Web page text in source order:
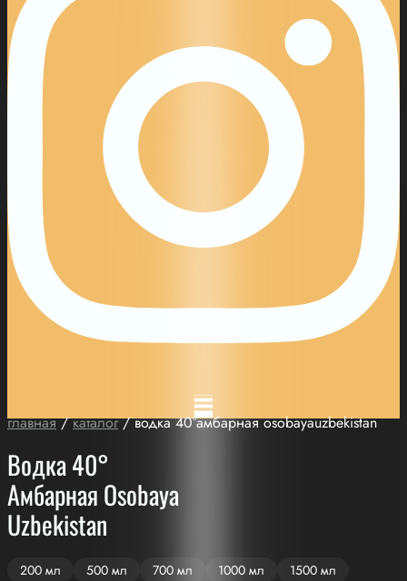
главная/каталог/ водка 40°амбарная osobayauzbekistan
Водка 40°
Амбарная Osobaya
Uzbekistan
200 мл 500 мл 700 мл 1000 мл 1500 мл